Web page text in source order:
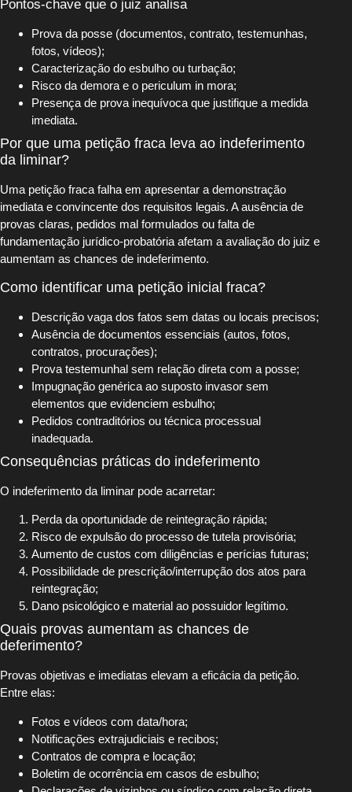
Pontos-chave que o juiz analisa
Prova da posse (documentos, contrato, testemunhas,
fotos, vídeos);
Caracterização do esbulho ou turbação;
Risco da demora e o periculum in mora;
Presença de prova inequívoca que justifique a medida
imediata.
Por que uma petição fraca leva ao indeferimento
da liminar?
Uma petição fraca falha em apresentar a demonstração
imediata e convincente dos requisitos legais. A ausência de
provas claras, pedidos mal formulados ou falta de
fundamentação jurídico-probatória afetam a avaliação do juiz e
aumentam as chances de indeferimento.
Como identificar uma petição inicial fraca?
Descrição vaga dos fatos sem datas ou locais precisos;
Ausência de documentos essenciais (autos, fotos,
contratos, procurações);
Prova testemunhal sem relação direta com a posse;
Impugnação genérica ao suposto invasor sem
elementos que evidenciem esbulho;
Pedidos contraditórios ou técnica processual
inadequada.
Consequências práticas do indeferimento
O indeferimento da liminar pode acarretar:
Perda da oportunidade de reintegração rápida;
Risco de expulsão do processo de tutela provisória;
Aumento de custos com diligências e perícias futuras;
Possibilidade de prescrição/interrupção dos atos para
reintegração;
Dano psicológico e material ao possuidor legítimo.
Quais provas aumentam as chances de
deferimento?
Provas objetivas e imediatas elevam a eficácia da petição.
Entre elas:
Fotos e vídeos com data/hora;
Notificações extrajudiciais e recibos;
Contratos de compra e locação;
Boletim de ocorrência em casos de esbulho;